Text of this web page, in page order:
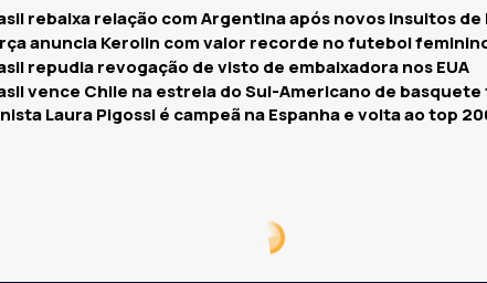
rebaixa relação com Argentina após novos insultos de
anuncia Kerolin com valor recorde no futebol
repudia revogação de visto de embaixadora nos EUA
vence Chile na estreia do Sul-Americano de
Laura Pigossi é campeã na Espanha e volta ao top